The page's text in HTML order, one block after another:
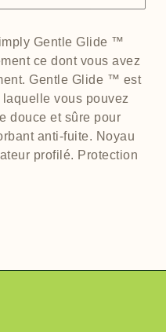
Gentle Glide ™
ce dont vous avez
Gentle Glide ™ est
vous pouvez
douce et sûre pour
anti-fuite. Noyau
profilé. Protection